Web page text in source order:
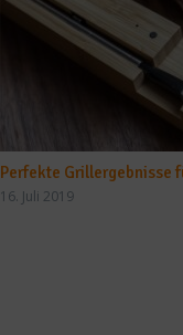
Perfekte Grillergebnisse
16. Juli 2019